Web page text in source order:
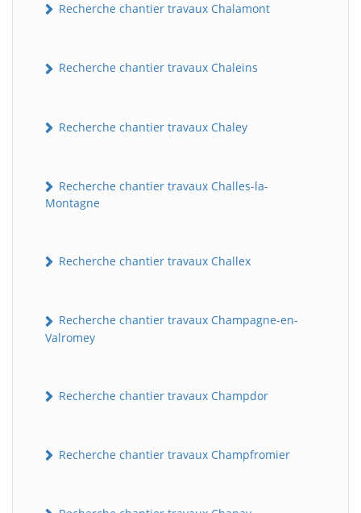
Recherche chantier travaux Chalamont
Recherche chantier travaux Chaleins
Recherche chantier travaux Chaley
Recherche chantier travaux Challes-la-
Montagne
Recherche chantier travaux Challex
Recherche chantier travaux Champagne-en-
Valromey
Recherche chantier travaux Champdor
Recherche chantier travaux Champfromier